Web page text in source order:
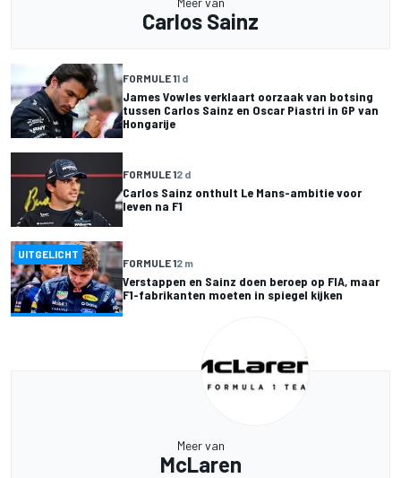
Carlos Sainz
FORMULE 11 d
James Vowles verklaart oorzaak van botsing
tussen Carlos Sainz en Oscar Piastri in GP van
Hongarije
FORMULE 12 d
Carlos Sainz onthult Le Mans-ambitie voor
leven na F1
UITGELICHT
FORMULE 12 m
Verstappen en Sainz doen beroep op FIA, maar
F1-fabrikanten moeten in spiegel kijken
Meer van
McLaren